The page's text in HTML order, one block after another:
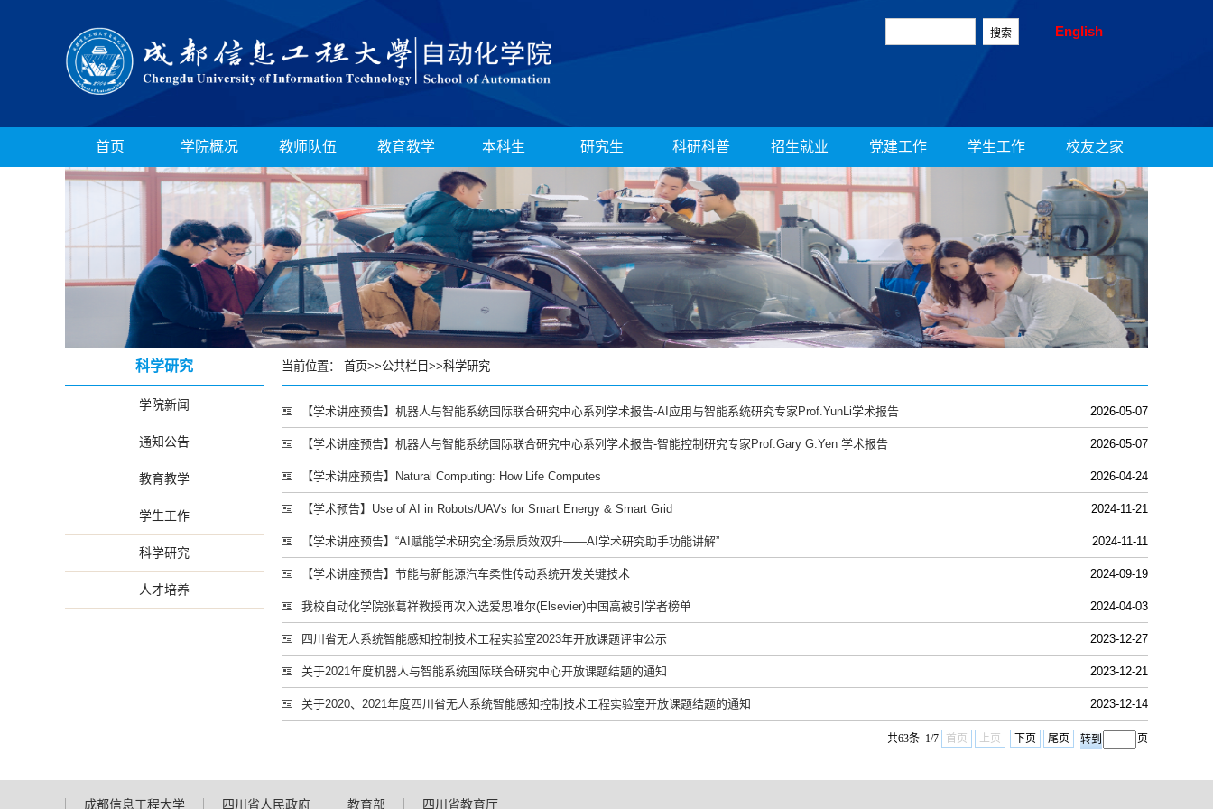
English
首页 学院概况 教师队伍 教育教学 本科生 研究生 科研科普 招生就业 党建工作 学生工作 校友之家
科学研究
学院新闻
通知公告
教育教学
学生工作
科学研究
人才培养
当前位置： 首页>>公共栏目>>科学研究
【学术讲座预告】机器人与智能系统国际联合研究中心系列学术报告-AI应用与智能系统研究专家Prof.YunLi学术报告 2026-05-07
【学术讲座预告】机器人与智能系统国际联合研究中心系列学术报告-智能控制研究专家Prof.Gary G.Yen 学术报告 2026-05-07
【学术讲座预告】Natural Computing: How Life Computes 2026-04-24
【学术预告】Use of AI in Robots/UAVs for Smart Energy & Smart Grid 2024-11-21
【学术讲座预告】“AI赋能学术研究全场景质效双升——AI学术研究助手功能讲解” 2024-11-11
【学术讲座预告】节能与新能源汽车柔性传动系统开发关键技术 2024-09-19
我校自动化学院张葛祥教授再次入选爱思唯尔(Elsevier)中国高被引学者榜单 2024-04-03
四川省无人系统智能感知控制技术工程实验室2023年开放课题评审公示 2023-12-27
关于2021年度机器人与智能系统国际联合研究中心开放课题结题的通知 2023-12-21
关于2020、2021年度四川省无人系统智能感知控制技术工程实验室开放课题结题的通知 2023-12-14
共63条 1/7 首页 上页 下页 尾页 页
成都信息工程大学 四川省人民政府 教育部 四川省教育厅